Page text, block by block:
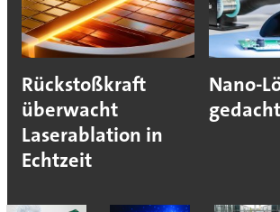
Rückstoßkraft
überwacht
Laserablation in
Echtzeit
Nano-
gedacht